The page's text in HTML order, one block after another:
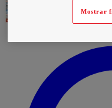
Mostrar